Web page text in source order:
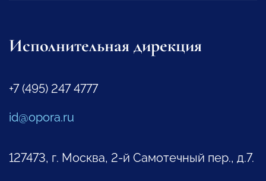
Исполнительная дирекция
+7 (495) 247 4777
id@opora.ru
127473, г. Москва, 2-й Самотечный пер., д.7.